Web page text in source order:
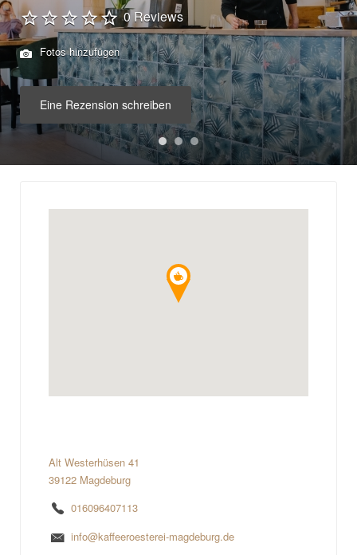
0 Reviews
Fotos hinzufügen
Eine Rezension schreiben
Alt Westerhüsen 41
39122 Magdeburg
016096407113
info@kaffeeroesterei-magdeburg.de